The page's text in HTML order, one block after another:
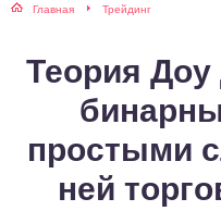
Главная Трейдинг
Теория
простыми
ней